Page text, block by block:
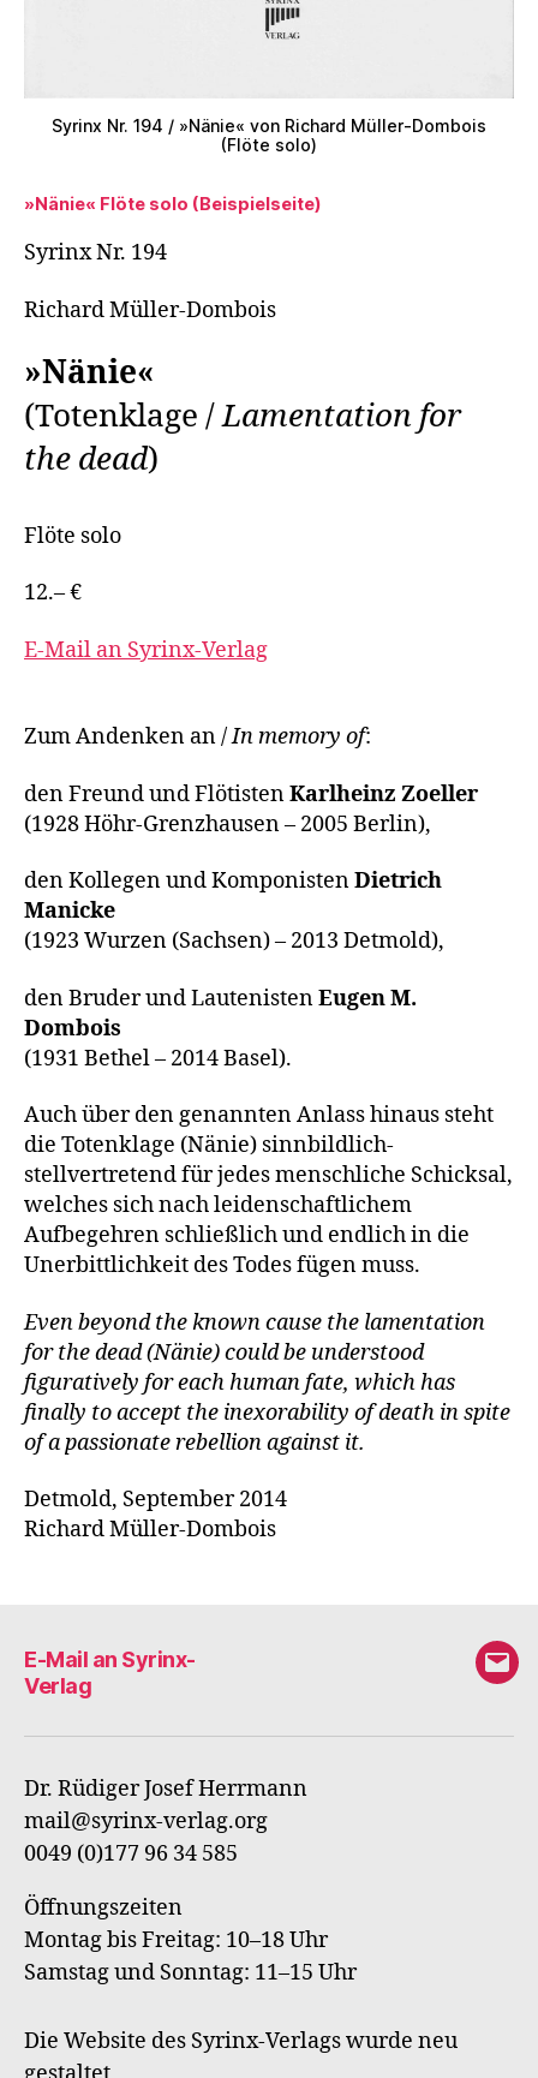
Syrinx Nr. 194 / »Nänie« von Richard Müller-Dombois
(Flöte solo)
»Nänie« Flöte solo (Beispielseite)
Syrinx Nr. 194
Richard Müller-Dombois
»Nänie«
(Totenklage /Lamentation for
the dead)
Flöte solo
12.– €
E-Mail an Syrinx-Verlag
Zum Andenken an /In memory of:
den Freund und FlötistenKarlheinz Zoeller
(1928 Höhr-Grenzhausen – 2005 Berlin),
den Kollegen und KomponistenDietrich
Manicke
(1923 Wurzen (Sachsen) – 2013 Detmold),
den Bruder und LautenistenEugen M.
Dombois
(1931 Bethel – 2014 Basel).
Auch über den genannten Anlass hinaus steht
die Totenklage (Nänie) sinnbildlich-
stellvertretend für jedes menschliche Schicksal,
welches sich nach leidenschaftlichem
Aufbegehren schließlich und endlich in die
Unerbittlichkeit des Todes fügen muss.
Even beyond the known cause the lamentation
for the dead (Nänie) could be understood
figuratively for each human fate, which has
finally to accept the inexorability of death in spite
of a passionate rebellion against it.
Detmold, September 2014
Richard Müller-Dombois
E-Mail an Syrinx-
Verlag
E-
an
Dr. Rüdiger Josef Herrmann
mail@syrinx-verlag.org
0049 (0)177 96 34 585
Öffnungszeiten
Montag bis Freitag: 10–18 Uhr
Samstag und Sonntag: 11–15 Uhr
Die Website des Syrinx-Verlags wurde neu